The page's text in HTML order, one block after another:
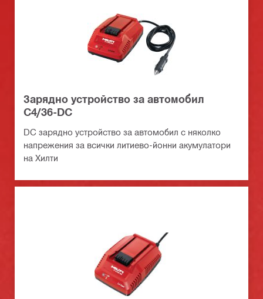
Зарядно устройство за автомобил
C4/36-DC
DC зарядно устройство за автомобил с няколко
напрежения за всички литиево-йонни акумулатори
на Хилти